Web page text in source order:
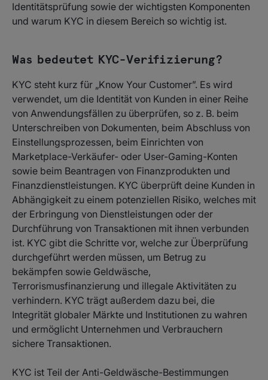
Identitätsprüfung sowie der wichtigsten Komponenten
und warum KYC in diesem Bereich so wichtig ist.
Was bedeutet KYC-Verifizierung?
KYC steht kurz für „Know Your Customer”. Es wird
verwendet, um die Identität von Kunden in einer Reihe
von Anwendungsfällen zu überprüfen, so z. B. beim
Unterschreiben von Dokumenten, beim Abschluss von
Einstellungsprozessen, beim Einrichten von
Marketplace-Verkäufer- oder User-Gaming-Konten
sowie beim Beantragen von Finanzprodukten und
Finanzdienstleistungen. KYC überprüft deine Kunden in
Abhängigkeit zu einem potenziellen Risiko, welches mit
der Erbringung von Dienstleistungen oder der
Durchführung von Transaktionen mit ihnen verbunden
ist. KYC gibt die Schritte vor, welche zur Überprüfung
durchgeführt werden müssen, um Betrug zu
bekämpfen sowie Geldwäsche,
Terrorismusfinanzierung und illegale Aktivitäten zu
verhindern. KYC trägt außerdem dazu bei, die
Integrität globaler Märkte und Institutionen zu wahren
und ermöglicht Unternehmen und Verbrauchern
sichere Transaktionen.
KYC ist Teil der Anti-Geldwäsche-Bestimmungen